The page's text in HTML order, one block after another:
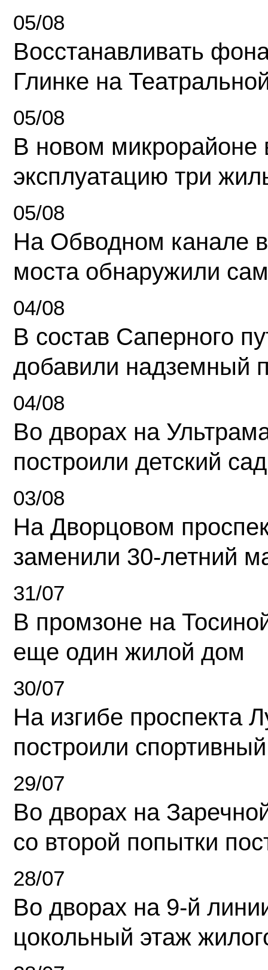
05/08
Восстанавливать
Глинке на
05/08
В новом микрорайоне
эксплуатацию три
05/08
На Обводном канале
моста обнаружили
04/08
В состав Саперного
добавили надземный
04/08
Во дворах на
построили детский сад
03/08
На Дворцовом
заменили 30-летний
31/07
В промзоне на
еще один жилой дом
30/07
На изгибе проспекта
построили
29/07
Во дворах на
со второй попытки
28/07
Во дворах на 9-й
цокольный этаж